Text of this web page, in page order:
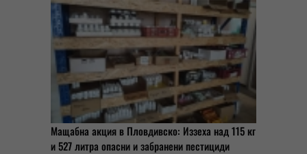
Мащабна акция в Пловдивско: Иззеха над 115 кг
и 527 литра опасни и забранени пестициди